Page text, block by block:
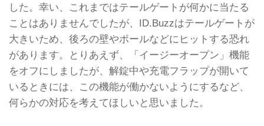
した。幸い、これまではテールゲートが何かに当たる
ことはありませんでしたが、ID.Buzzはテールゲートが
大きいため、後ろの壁やポールなどにヒットする恐れ
があります。とりあえず、「イージーオープン」機能
をオフにしましたが、解錠中や充電フラップが開いて
いるときには、この機能が働かないようにするなど、
何らかの対応を考えてほしいと思いました。